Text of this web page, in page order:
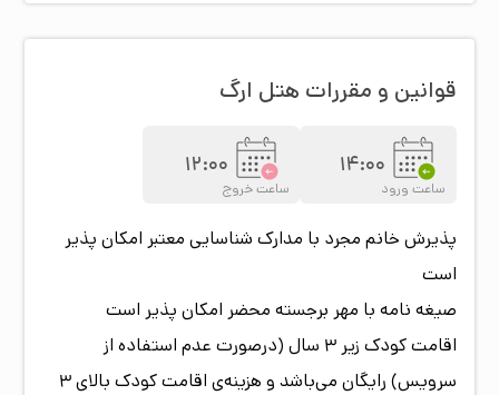
قوانین و مقررات هتل ارگ
ساعت ورود
14:00
ساعت خروج
12:00
پذیرش خانم مجرد با مدارک شناسایی معتبر امکان پذیر
است
صیغه نامه با مهر برجسته محضر امکان پذیر است
اقامت کودک زیر 3 سال (درصورت عدم استفاده از
سرویس) رایگان می‌باشد و هزینه‌ی اقامت کودک بالای 3